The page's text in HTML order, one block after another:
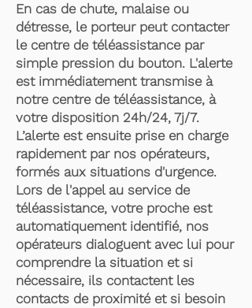
En cas de chute, malaise ou
détresse, le porteur peut contacter
le centre de téléassistance par
simple pression du bouton. L'alerte
est immédiatement transmise à
notre centre de téléassistance, à
votre disposition 24h/24, 7j/7.
L’alerte est ensuite prise en charge
rapidement par nos opérateurs,
formés aux situations d'urgence.
Lors de l'appel au service de
téléassistance, votre proche est
automatiquement identifié, nos
opérateurs dialoguent avec lui pour
comprendre la situation et si
nécessaire, ils contactent les
contacts de proximité et si besoin